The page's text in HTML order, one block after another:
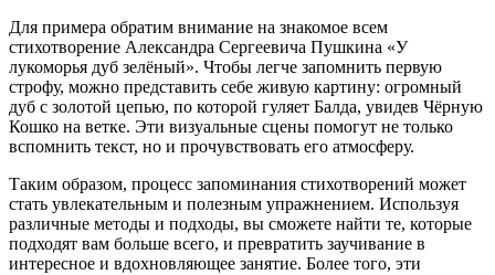
Для примера обратим внимание на знакомое всем
стихотворение Александра Сергеевича Пушкина «У
лукоморья дуб зелёный». Чтобы легче запомнить первую
строфу, можно представить себе живую картину: огромный
дуб с золотой цепью, по которой гуляет Балда, увидев Чёрную
Кошко на ветке. Эти визуальные сцены помогут не только
вспомнить текст, но и прочувствовать его атмосферу.
Таким образом, процесс запоминания стихотворений может
стать увлекательным и полезным упражнением. Используя
различные методы и подходы, вы сможете найти те, которые
подходят вам больше всего, и превратить заучивание в
интересное и вдохновляющее занятие. Более того, эти